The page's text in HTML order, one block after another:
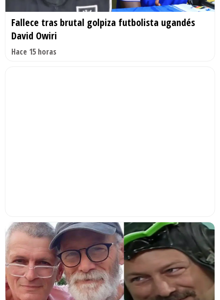
Fallece tras brutal golpiza futbolista ugandés
David Owiri
Hace 15 horas